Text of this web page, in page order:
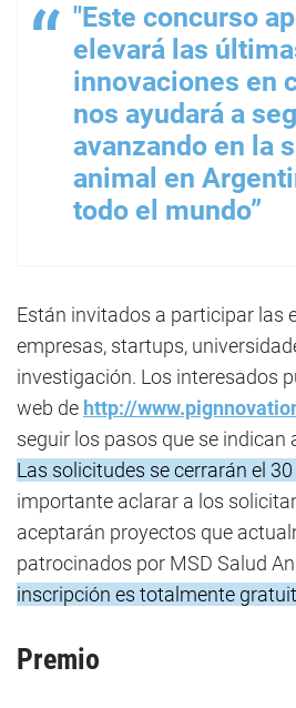
"Este concurso
elevará las
innovaciones en
nos ayudará a
avanzando en la
animal en
todo el mundo”
Están invitados a participar las
empresas, startups,
investigación. Los interesados
web de http://
seguir los pasos que se indican
Las solicitudes se cerrarán el
importante aclarar a los
aceptarán proyectos que
patrocinados por MSD Salud
inscripción es totalmente
Premio